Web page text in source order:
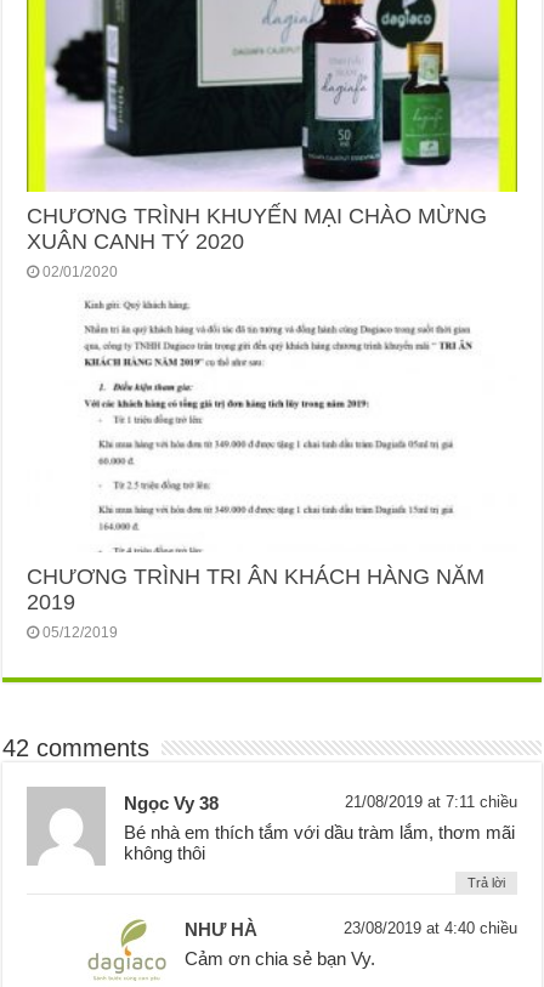
CHƯƠNG TRÌNH KHUYẾN MẠI CHÀO MỪNG
XUÂN CANH TÝ 2020
02/01/2020
CHƯƠNG TRÌNH TRI ÂN KHÁCH HÀNG NĂM
2019
05/12/2019
42 comments
Ngọc Vy 38 21/08/2019 at 7:11 chiều
Bé nhà em thích tắm với dầu tràm lắm, thơm mãi
không thôi
Trả lời
NHƯ HÀ 23/08/2019 at 4:40 chiều
Cảm ơn chia sẻ bạn Vy.